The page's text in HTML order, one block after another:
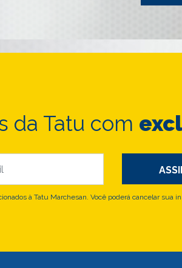
da Tatu com
à Tatu Marchesan. Você poderá cancelar sua